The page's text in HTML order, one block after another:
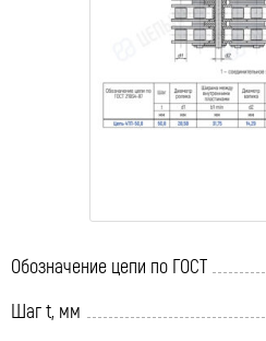
Обозначение цепи по ГОСТ
Шаг t, мм